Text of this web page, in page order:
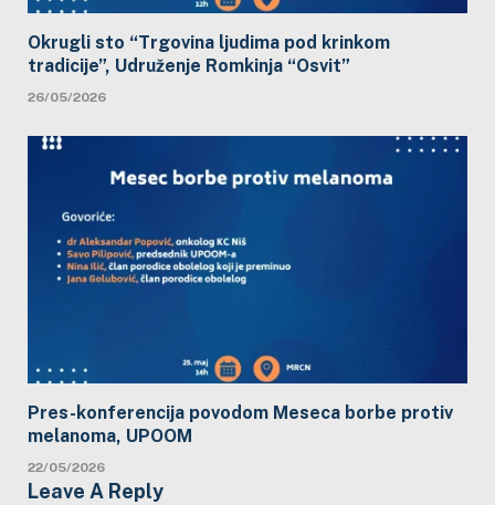
Okrugli sto “Trgovina ljudima pod krinkom
tradicije”, Udruženje Romkinja “Osvit”
26/05/2026
Pres-konferencija povodom Meseca borbe protiv
melanoma, UPOOM
22/05/2026
Leave A Reply